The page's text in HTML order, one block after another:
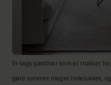
Et-lags gardiner som er trukket
gøre rummet meget indelukket,